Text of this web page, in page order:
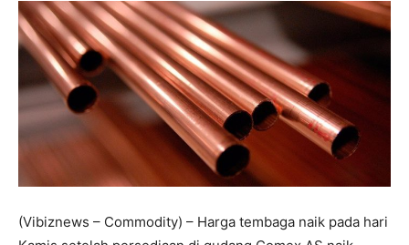
(Vibiznews – Commodity) – Harga tembaga naik pada hari